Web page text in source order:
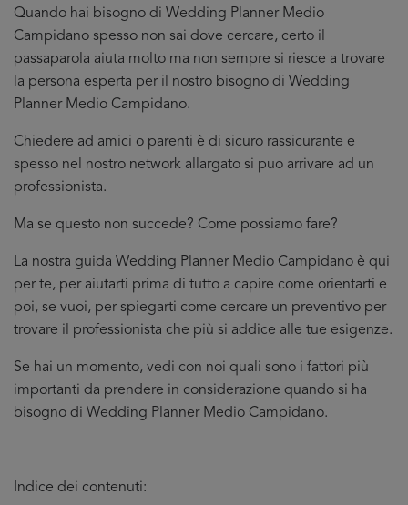
Quando hai bisogno di Wedding Planner Medio
Campidano spesso non sai dove cercare, certo il
passaparola aiuta molto ma non sempre si riesce a trovare
la persona esperta per il nostro bisogno di Wedding
Planner Medio Campidano.
Chiedere ad amici o parenti è di sicuro rassicurante e
spesso nel nostro network allargato si puo arrivare ad un
professionista.
Ma se questo non succede? Come possiamo fare?
La nostra guida Wedding Planner Medio Campidano è qui
per te, per aiutarti prima di tutto a capire come orientarti e
poi, se vuoi, per spiegarti come cercare un preventivo per
trovare il professionista che più si addice alle tue esigenze.
Se hai un momento, vedi con noi quali sono i fattori più
importanti da prendere in considerazione quando si ha
bisogno di Wedding Planner Medio Campidano.
Indice dei contenuti: